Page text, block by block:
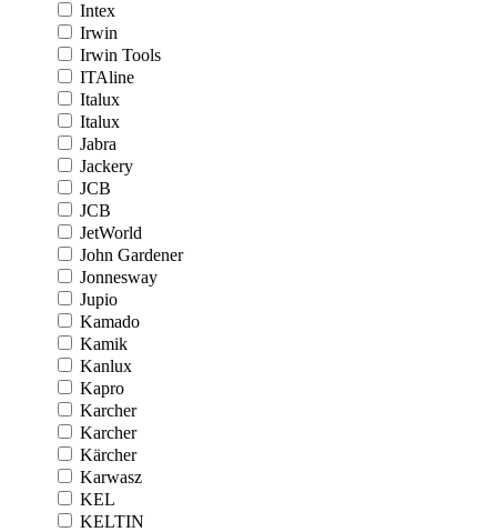
Intex
Irwin
Irwin Tools
ITAline
Italux
Italux
Jabra
Jackery
JCB
JCB
JetWorld
John Gardener
Jonnesway
Jupio
Kamado
Kamik
Kanlux
Kapro
Karcher
Karcher
Kärcher
Karwasz
KEL
KELTIN